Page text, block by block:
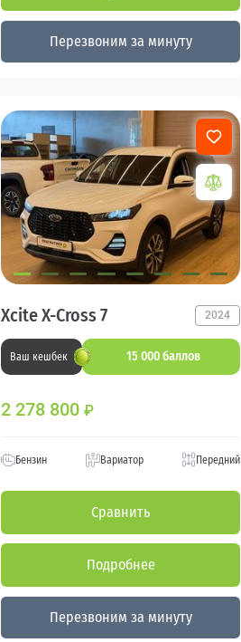
Перезвоним за минуту
Xcite X-Cross 7 2024
Ваш кешбек 15 000 баллов
2 278 800 ₽
Бензин Вариатор Передний
Сравнить
Подробнее
Перезвоним за минуту